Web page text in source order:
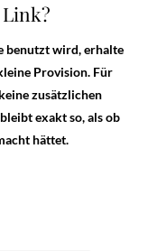
benutzt wird, erhalte
Provision. Für
zusätzlichen
exakt so, als ob
hättet.